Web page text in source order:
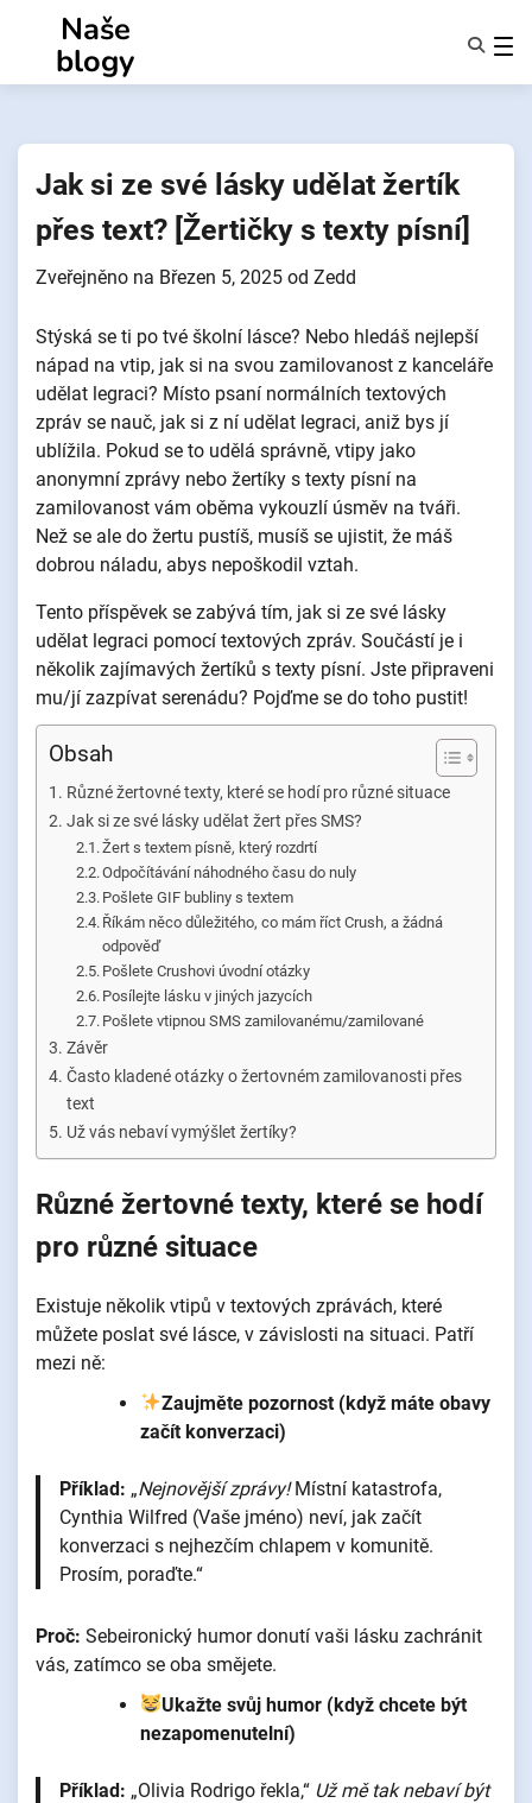
obsahu
Naše
blogy
NotifyPartners
O Nás
Jak si ze své lásky udělat žertík
přes text? [Žertičky s texty písní]
Zveřejněno na Březen 5, 2025 od Zedd
Stýská se ti po tvé školní lásce? Nebo hledáš nejlepší
nápad na vtip, jak si na svou zamilovanost z kanceláře
udělat legraci? Místo psaní normálních textových
zpráv se nauč, jak si z ní udělat legraci, aniž bys jí
ublížila. Pokud se to udělá správně, vtipy jako
anonymní zprávy nebo žertíky s texty písní na
zamilovanost vám oběma vykouzlí úsměv na tváři.
Než se ale do žertu pustíš, musíš se ujistit, že máš
dobrou náladu, abys nepoškodil vztah.
Tento příspěvek se zabývá tím, jak si ze své lásky
udělat legraci pomocí textových zpráv. Součástí je i
několik zajímavých žertíků s texty písní. Jste připraveni
mu/jí zazpívat serenádu? Pojďme se do toho pustit!
Obsah
Různé žertovné texty, které se hodí pro různé situace
Jak si ze své lásky udělat žert přes SMS?
Žert s textem písně, který rozdrtí
Odpočítávání náhodného času do nuly
Pošlete GIF bubliny s textem
Říkám něco důležitého, co mám říct Crush, a žádná
odpověď
Pošlete Crushovi úvodní otázky
Posílejte lásku v jiných jazycích
Pošlete vtipnou SMS zamilovanému/zamilované
Závěr
Často kladené otázky o žertovném zamilovanosti přes
text
Už vás nebaví vymýšlet žertíky?
Různé žertovné texty, které se hodí
pro různé situace
Existuje několik vtipů v textových zprávách, které
můžete poslat své lásce, v závislosti na situaci. Patří
mezi ně:
Zaujměte pozornost (když máte obavy
začít konverzaci)
Příklad: „Nejnovější zprávy!Místní katastrofa,
Cynthia Wilfred (Vaše jméno) neví, jak začít
konverzaci s nejhezčím chlapem v komunitě.
Prosím, poraďte.“
Proč: Sebeironický humor donutí vaši lásku zachránit
vás, zatímco se oba smějete.
Ukažte svůj humor (když chcete být
nezapomenutelní)
Příklad: „Olivia Rodrigo řekla,“ Už mě tak nebaví být